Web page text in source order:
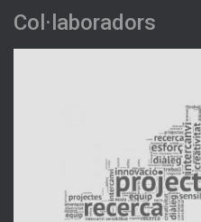
Col·laboradors